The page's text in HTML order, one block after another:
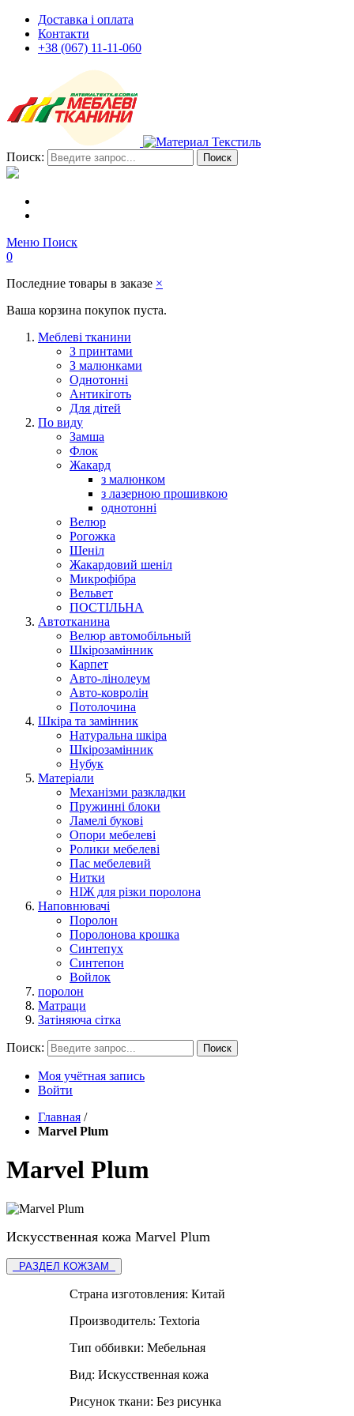
Доставка і оплата
Контакти
+38 (067) 11-11-060
Поиск: Поиск
Меню Поиск
0
Последние товары в заказе ×
Ваша корзина покупок пуста.
Меблеві тканини
З принтами
З малюнками
Однотонні
Антикіготь
Для дітей
По виду
Замша
Флок
Жакард
з малюнком
з лазерною прошивкою
однотонні
Велюр
Рогожка
Шеніл
Жакардовий шеніл
Микрофібра
Вельвет
ПОСТІЛЬНА
Автотканина
Велюр автомобільный
Шкірозамінник
Карпет
Авто-лінолеум
Авто-ковролін
Потолочина
Шкіра та замінник
Натуральна шкіра
Шкірозамінник
Нубук
Матеріали
Механізми разкладки
Пружинні блоки
Ламелі букові
Опори мебелеві
Ролики мебелеві
Пас мебелевий
Нитки
НІЖ для різки поролона
Наповнювачі
Поролон
Поролонова крошка
Синтепух
Синтепон
Войлок
поролон
Матраци
Затіняюча сітка
Поиск: Поиск
Моя учётная запись
Войти
Главная /
Marvel Plum
Marvel Plum
Искусственная кожа Marvel Plum
РАЗДЕЛ КОЖЗАМ
Страна изготовления: Китай
Производитель: Textoria
Тип оббивки: Мебельная
Вид: Искусственная кожа
Рисунок ткани: Без рисунка